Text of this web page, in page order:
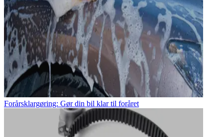
Forårsklargøring: Gør din bil klar til foråret